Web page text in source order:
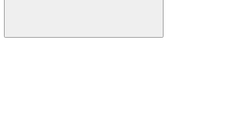
Buscar